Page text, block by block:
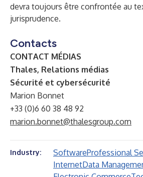
devra toujours être confrontée au
jurisprudence.
Contacts
CONTACT MÉDIAS
Thales, Relations médias
Sécurité et cybersécurité
Marion Bonnet
+33 (0)6 60 38 48 92
marion.bonnet@thalesgroup.com
Industry: SoftwareProfessional
InternetData